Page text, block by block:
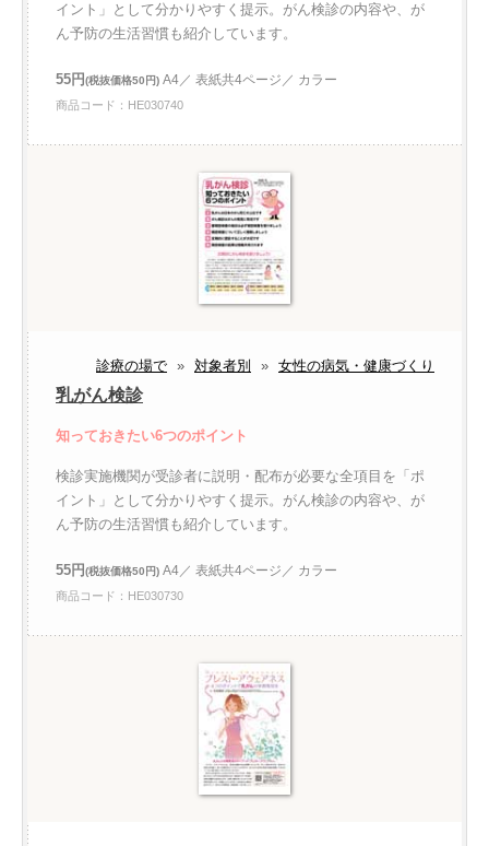
イント」として分かりやすく提示。がん検診の内容や、が
ん予防の生活習慣も紹介しています。
55円(税抜価格50円) A4／ 表紙共4ページ／ カラー
商品コード：HE030740
診療の場で » 対象者別 » 女性の病気・健康づくり
乳がん検診
知っておきたい6つのポイント
検診実施機関が受診者に説明・配布が必要な全項目を「ポ
イント」として分かりやすく提示。がん検診の内容や、が
ん予防の生活習慣も紹介しています。
55円(税抜価格50円) A4／ 表紙共4ページ／ カラー
商品コード：HE030730